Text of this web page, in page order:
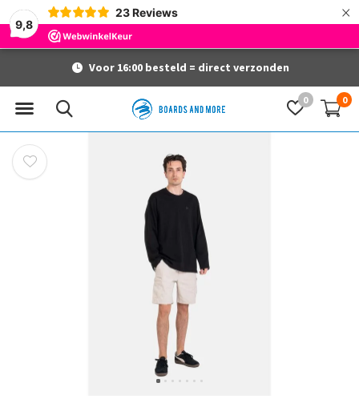
9,8
23 Reviews ×
0 0
Voor 16:00 besteld = direct verzonden